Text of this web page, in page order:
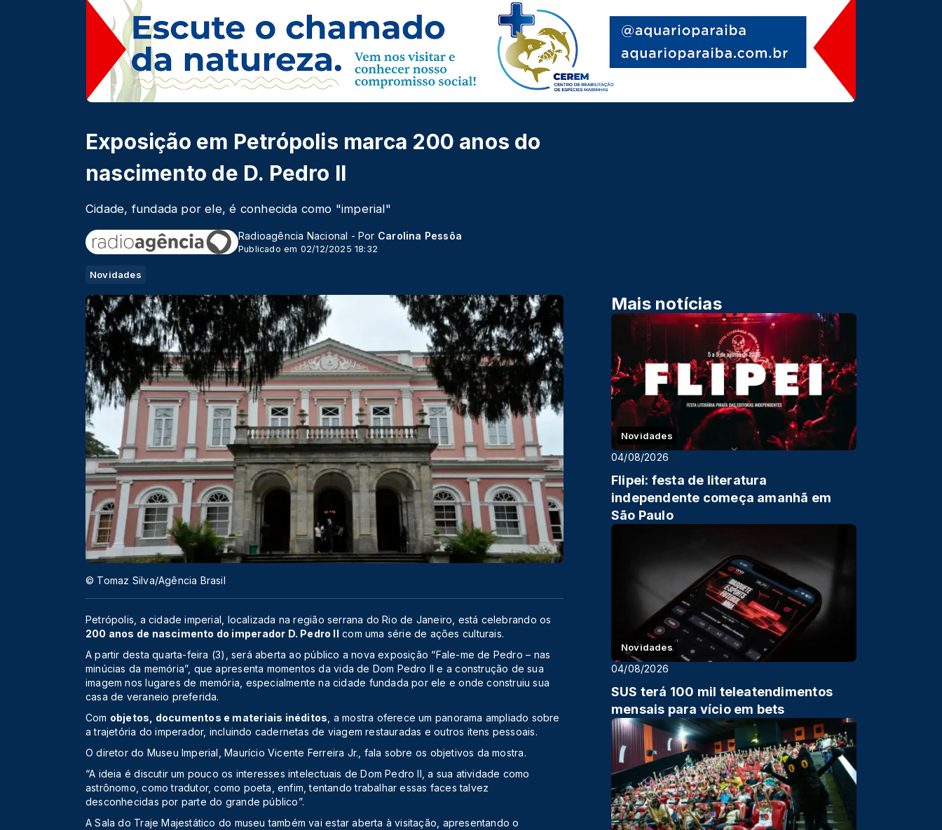
Exposição em Petrópolis marca 200 anos do
nascimento de D. Pedro II
Cidade, fundada por ele, é conhecida como "imperial"
Radioagência Nacional - Por Carolina Pessôa
Publicado em 02/12/2025 18:32
Novidades
© Tomaz Silva/Agência Brasil
Petrópolis, a cidade imperial, localizada na região serrana do Rio de Janeiro, está celebrando os
200 anos de nascimento do imperador D. Pedro II com uma série de ações culturais.
A partir desta quarta-feira (3), será aberta ao público a nova exposição “Fale-me de Pedro – nas
minúcias da memória”, que apresenta momentos da vida de Dom Pedro II e a construção de sua
imagem nos lugares de memória, especialmente na cidade fundada por ele e onde construiu sua
casa de veraneio preferida.
Com objetos, documentos e materiais inéditos , a mostra oferece um panorama ampliado sobre
a trajetória do imperador, incluindo cadernetas de viagem restauradas e outros itens pessoais.
O diretor do Museu Imperial, Maurício Vicente Ferreira Jr., fala sobre os objetivos da mostra.
“A ideia é discutir um pouco os interesses intelectuais de Dom Pedro II, a sua atividade como
astrônomo, como tradutor, como poeta, enfim, tentando trabalhar essas faces talvez
desconhecidas por parte do grande público”.
A Sala do Traje Majestático do museu também vai estar aberta à visitação, apresentando o
Mais notícias
Novidades
04/08/2026
Flipei: festa de literatura
independente começa amanhã em
São Paulo
Novidades
04/08/2026
SUS terá 100 mil teleatendimentos
mensais para vício em bets